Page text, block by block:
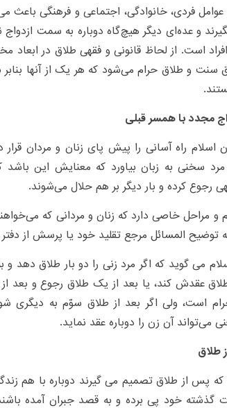
فردی، خانوادگی، اجتماعی و فرهنگی باعث
و عده‌ای دیگر هیچ‌گاه دوباره به سمت
است. از لحاظ قانونی و فقهی طلاق در ابعاد
سنت و طلاق حرام می‌شود که هر یک از آنها
مجدد با همسر قبلی
اسلام راه آسانی را پیش پای زنان و مردان
سخنی به زبان بیاورد که معنایش این باشد که
رجوع کرده و بار دیگر بر هم حلال می‌شوند.
و مراحل خاصی دارد که زنان و مردانی که می‌خواهند
توضیح المسائل مرجع تقلید خود یا پرسش از
می گوید که اگر مرد زنی را دو بار طلاق دهد و
عقدش کند، یا بعد از یک طلاق رجوع و بعد
است، ولی اگر بعد از طلاق سوّم به دیگری
می‌تواند آن زن را دوباره عقد نماید.
طلاق
پس از طلاق تصمیم می گیرند دوباره با هم
گذشته خود پی برده و به قصد جبران آمده